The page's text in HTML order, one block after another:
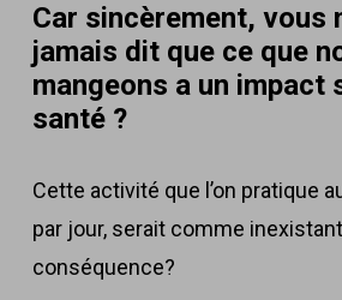
Car sincèrement, vous
jamais dit que ce que
mangeons a un impact
santé ?
Cette activité que l’on pratique
par jour, serait comme
conséquence?